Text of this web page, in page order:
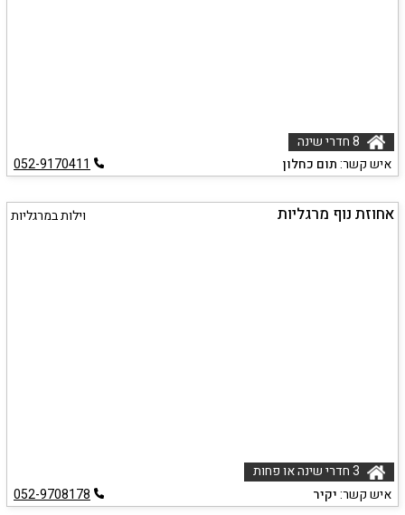
איש קשר:תום כחלון 052-9170411
אחוזת נוף מרגליות וילות במרגליות
איש קשר:יקיר 052-9708178